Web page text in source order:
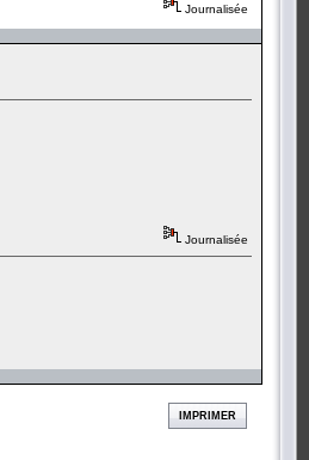
Journalisée
Journalisée
IMPRIMER